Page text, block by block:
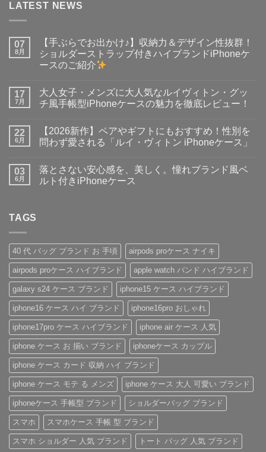
LATEST NEWS
07
8月
【手ぶらでお出かけ♪】収納力＆デザイン性抜群！
ショルダーストラップ付きハイブランドiPhoneケ
ースのご紹介
ら
で
お
♪】
収
＆
デ
ザ
ル
ダ
ー
ス
ト
ラ
ッ
プ
付
き
ハ
イ
ブ
ラ
ン
ド
iPhone
ケ
ー
ス
の
ご
紹
へ
の
ン
ト
は
り
ま
17
7月
大人女子・メンズに大人気なルイヴィトン・グッ
チ風手帳型iPhoneケースの魅力を徹底レビュー！
子・
メ
に
大
人
ン・
グ
ッ
チ
風
手
帳
型
iPhone
ケ
ー
ス
の
魅
力
を
徹
底
レ
ビ
ュ
ー！
へ
ト
は
あ
り
ま
22
6月
【2026新作】ペアやギフトにもおすすめ！性別を
問わず愛される「ルイ・ヴィトン iPhoneケース」
作】
ペ
ア
す
す
め！
性
別
を
問
わ
ず
愛
さ
れ
る
「ル
イ・
ヴ
ィ
ト
ン
iPhone
ケ
ー
ス」
の
ン
ト
は
03
6月
落とさない安心感を、美しく。憧れブランド風ベ
ルト付きiPhoneケース
感
を、
美
し
く。
憧
れ
ブ
ラ
ン
ド
風
ベ
ル
ト
付
き
iPhone
ケ
ー
ス
へ
の
あ
り
ま
せ
ん
TAGS
40 代 バッグ ブランド お 手頃 airpods proケース ナイキ
airpods proケース ハイブランド apple watch バンド ハイブランド
galaxy s24 ケース ブランド iphone15 ケース ハイブランド
iphone16 ケース ハイ ブランド iphone16pro おしゃれ
iphone17pro ケース ハイブランド iphone air ケース 人気
iphone ケース お 揃い ブランド iphoneケース カップル
iphone ケース カード 収納 ハイ ブランド
iphone ケース モテ る メンズ iphone ケース 大人 可愛い ブランド
iphoneケース 手帳型 ブランド ショルダーバッグ ブランド
スマホ スマホケース 手帳 型 ブランド
スマホ ショルダー 人気 ブランド トート バッグ 人気 ブランド